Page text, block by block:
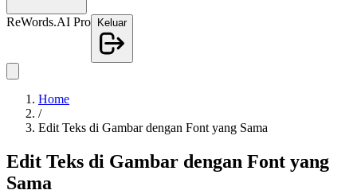
ReWords.AI Pro Keluar
Home
/
Edit Teks di Gambar dengan Font yang Sama
Edit Teks di Gambar dengan Font yang
Sama